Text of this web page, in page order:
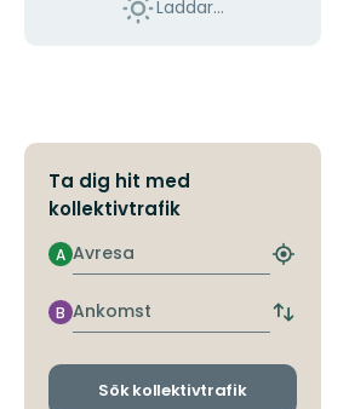
Laddar...
Ta dig hit med
kollektivtrafik
Avresa
A
Hitta
hållplats
Ankomst
B
Byt
och
Sök kollektivtrafik